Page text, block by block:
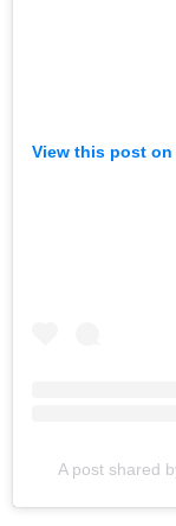
View this post on
A post shared